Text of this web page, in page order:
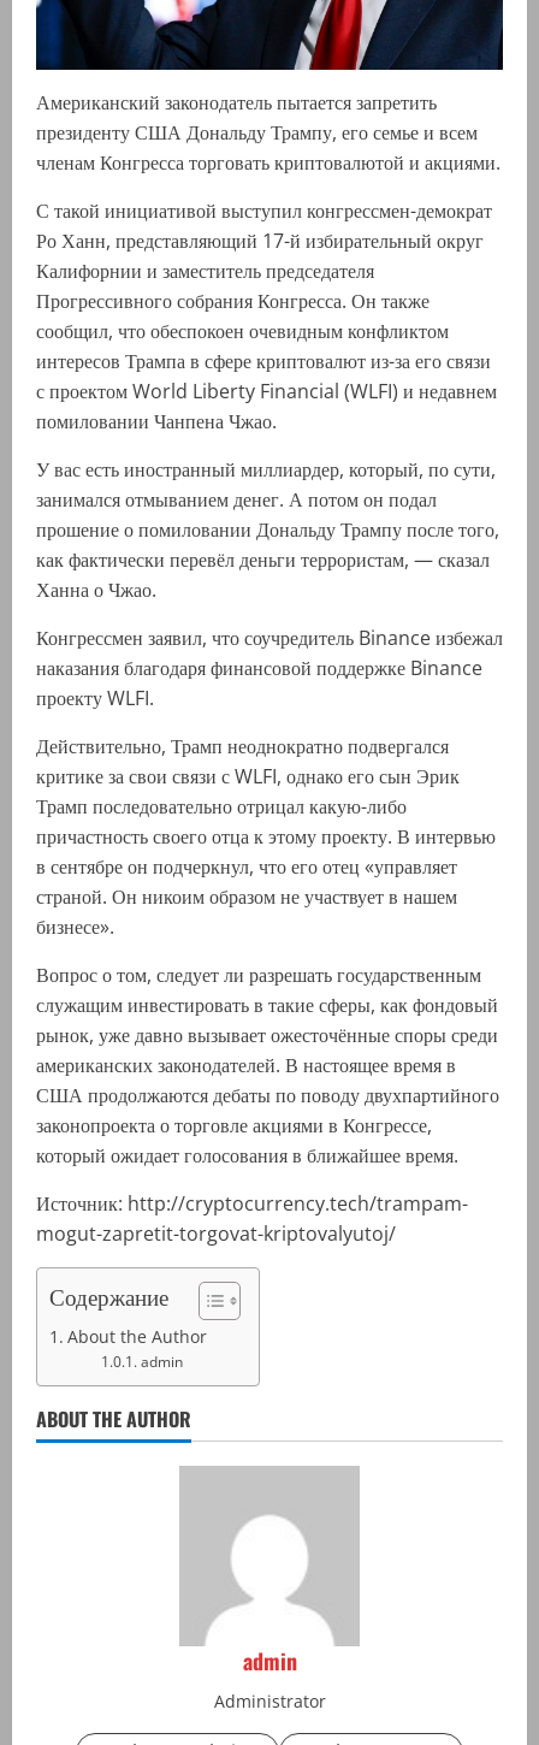
Американский законодатель пытается запретить
президенту США Дональду Трампу, его семье и всем
членам Конгресса торговать криптовалютой и акциями.
С такой инициативой выступил конгрессмен-демократ
Ро Ханн, представляющий 17-й избирательный округ
Калифорнии и заместитель председателя
Прогрессивного собрания Конгресса. Он также
сообщил, что обеспокоен очевидным конфликтом
интересов Трампа в сфере криптовалют из-за его связи
с проектом World Liberty Financial (WLFI) и недавнем
помиловании Чанпена Чжао.
У вас есть иностранный миллиардер, который, по сути,
занимался отмыванием денег. А потом он подал
прошение о помиловании Дональду Трампу после того,
как фактически перевёл деньги террористам, — сказал
Ханна о Чжао.
Конгрессмен заявил, что соучредитель Binance избежал
наказания благодаря финансовой поддержке Binance
проекту WLFI.
Действительно, Трамп неоднократно подвергался
критике за свои связи с WLFI, однако его сын Эрик
Трамп последовательно отрицал какую-либо
причастность своего отца к этому проекту. В интервью
в сентябре он подчеркнул, что его отец «управляет
страной. Он никоим образом не участвует в нашем
бизнесе».
Вопрос о том, следует ли разрешать государственным
служащим инвестировать в такие сферы, как фондовый
рынок, уже давно вызывает ожесточённые споры среди
американских законодателей. В настоящее время в
США продолжаются дебаты по поводу двухпартийного
законопроекта о торговле акциями в Конгрессе,
который ожидает голосования в ближайшее время.
Источник: http://cryptocurrency.tech/trampam-
mogut-zapretit-torgovat-kriptovalyutoj/
Содержание
About the Author
admin
ABOUT THE AUTHOR
admin
Administrator